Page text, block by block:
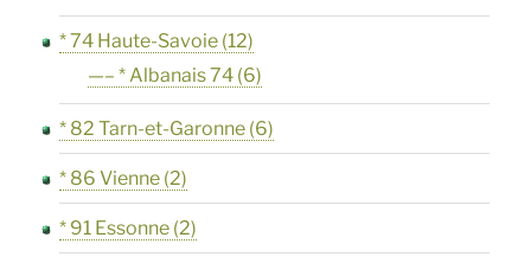
* 74 Haute-Savoie (12)
—– * Albanais 74 (6)
* 82 Tarn-et-Garonne (6)
* 86 Vienne (2)
* 91 Essonne (2)